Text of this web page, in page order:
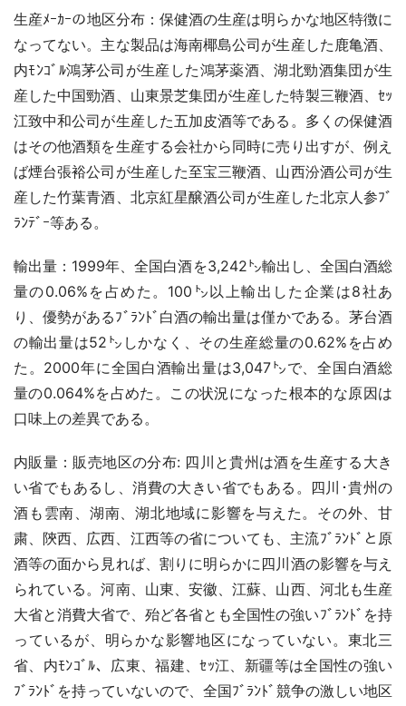
生産ﾒｰｶｰの地区分布：保健酒の生産は明らかな地区特徴に
なってない。主な製品は海南椰島公司が生産した鹿亀酒、
内ﾓﾝｺﾞﾙ鴻茅公司が生産した鴻茅薬酒、湖北勁酒集団が生
産した中国勁酒、山東景芝集団が生産した特製三鞭酒、ｾｯ
江致中和公司が生産した五加皮酒等である。多くの保健酒
はその他酒類を生産する会社から同時に売り出すが、例え
ば煙台張裕公司が生産した至宝三鞭酒、山西汾酒公司が生
産した竹葉青酒、北京紅星醸酒公司が生産した北京人参ﾌﾞ
ﾗﾝﾃﾞｰ等ある。
輸出量：1999年、全国白酒を3,242㌧輸出し、全国白酒総
量の0.06%を占めた。100㌧以上輸出した企業は8社あ
り、優勢があるﾌﾞﾗﾝﾄﾞ白酒の輸出量は僅かである。茅台酒
の輸出量は52㌧しかなく、その生産総量の0.62%を占め
た。2000年に全国白酒輸出量は3,047㌧で、全国白酒総
量の0.064%を占めた。この状況になった根本的な原因は
口味上の差異である。
内販量：販売地区の分布: 四川と貴州は酒を生産する大き
い省でもあるし、消費の大きい省でもある。四川･貴州の
酒も雲南、湖南、湖北地域に影響を与えた。その外、甘
粛、陝西、広西、江西等の省についても、主流ﾌﾞﾗﾝﾄﾞと原
酒等の面から見れば、割りに明らかに四川酒の影響を与え
られている。河南、山東、安徽、江蘇、山西、河北も生産
大省と消費大省で、殆ど各省とも全国性の強いﾌﾞﾗﾝﾄﾞを持
っているが、明らかな影響地区になっていない。東北三
省、内ﾓﾝｺﾞﾙ、広東、福建、ｾｯ江、新疆等は全国性の強い
ﾌﾞﾗﾝﾄﾞを持っていないので、全国ﾌﾞﾗﾝﾄﾞ競争の激しい地区